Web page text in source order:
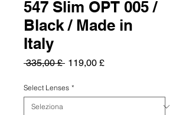
547 Slim OPT 005 /
Black / Made in
Italy
335,00 £ Prezzo
119,00 £Prezzo
Select Lenses *